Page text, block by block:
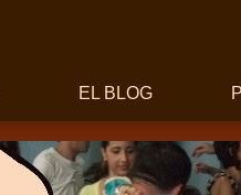
EL BLOG